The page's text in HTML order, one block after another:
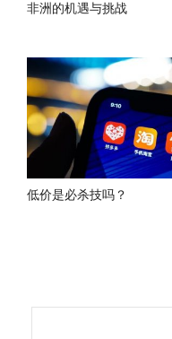
非洲的机遇与挑战
低价是必杀技吗？